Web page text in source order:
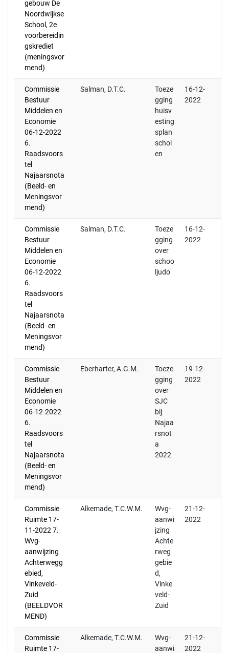
gebouw De
Noordwijkse
School, 2e
voorbereidin
gskrediet
(meningsvor
mend)
Commissie
Bestuur
Middelen en
Economie
06-12-2022
6.
Raadsvoors
tel
Najaarsnota
(Beeld- en
Meningsvor
mend)
Salman, D.T.C.
Toeze
gging
huisv
esting
splan
schol
en
16-12-
2022
Commissie
Bestuur
Middelen en
Economie
06-12-2022
6.
Raadsvoors
tel
Najaarsnota
(Beeld- en
Meningsvor
mend)
Salman, D.T.C.
Toeze
gging
over
schoo
ljudo
16-12-
2022
Commissie
Bestuur
Middelen en
Economie
06-12-2022
6.
Raadsvoors
tel
Najaarsnota
(Beeld- en
Meningsvor
mend)
Eberharter, A.G.M.
Toeze
gging
over
SJC
bij
Najaa
rsnot
a
2022
19-12-
2022
Commissie
Ruimte 17-
11-2022 7.
Wvg-
aanwijzing
Achterwegg
ebied,
Vinkeveld-
Zuid
(BEELDVOR
MEND)
Alkemade, T.C.W.M.
Wvg-
aanwi
jzing
Achte
rweg
gebie
d,
Vinke
veld-
Zuid
21-12-
2022
Commissie
Ruimte 17-
Alkemade, T.C.W.M.
Wvg-
aanwi
21-12-
2022